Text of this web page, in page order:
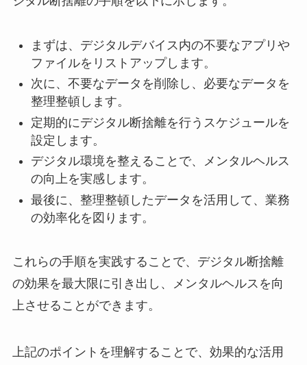
まずは、デジタルデバイス内の不要なアプリや
ファイルをリストアップします。
次に、不要なデータを削除し、必要なデータを
整理整頓します。
定期的にデジタル断捨離を行うスケジュールを
設定します。
デジタル環境を整えることで、メンタルヘルス
の向上を実感します。
最後に、整理整頓したデータを活用して、業務
の効率化を図ります。
これらの手順を実践することで、デジタル断捨離
の効果を最大限に引き出し、メンタルヘルスを向
上させることができます。
上記のポイントを理解することで、効果的な活用